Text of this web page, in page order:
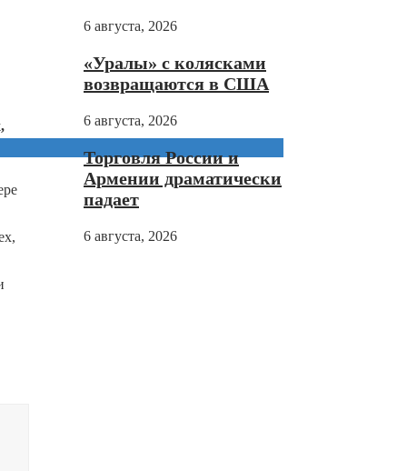
6 августа, 2026
«Уралы» с колясками
возвращаются в США
6 августа, 2026
Торговля России и
Армении драматически
падает
6 августа, 2026